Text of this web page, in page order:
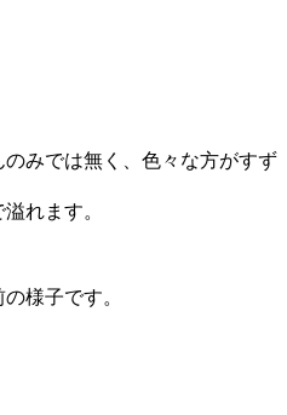
みでは無く、色々な方がすず
れます。
様子です。